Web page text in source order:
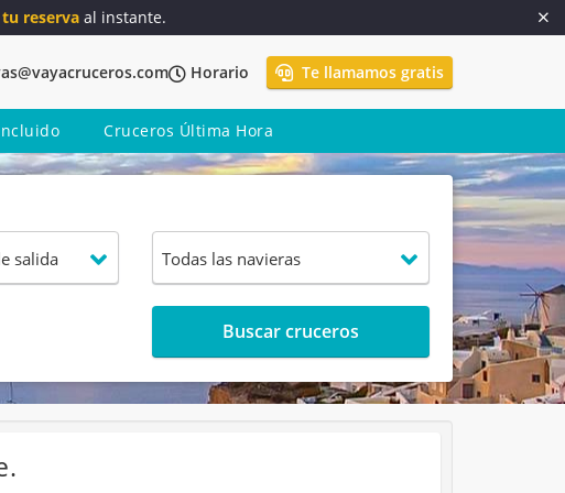
reservaal instante.
Horario Te llamamos gratis
Cruceros Última Hora
Buscar cruceros